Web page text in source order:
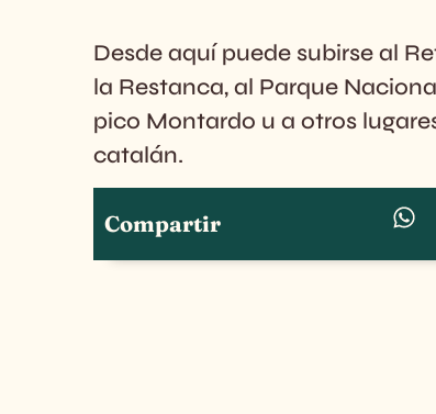
Desde aquí puede subirse al
la Restanca, al Parque
pico Montardo u a otros
catalán.
Compartir